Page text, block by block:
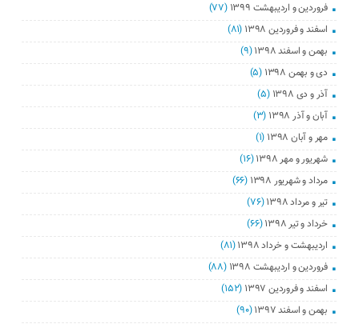
فروردین و اردیبهشت ۱۳۹۹
(۷۷)
اسفند و فروردین ۱۳۹۸
(۸۱)
بهمن و اسفند ۱۳۹۸
(۹)
دی و بهمن ۱۳۹۸
(۵)
آذر و دی ۱۳۹۸
(۵)
آبان و آذر ۱۳۹۸
(۳)
مهر و آبان ۱۳۹۸
(۱)
شهریور و مهر ۱۳۹۸
(۱۶)
مرداد و شهریور ۱۳۹۸
(۶۶)
تیر و مرداد ۱۳۹۸
(۷۶)
خرداد و تیر ۱۳۹۸
(۶۶)
اردیبهشت و خرداد ۱۳۹۸
(۸۱)
فروردین و اردیبهشت ۱۳۹۸
(۸۸)
اسفند و فروردین ۱۳۹۷
(۱۵۲)
بهمن و اسفند ۱۳۹۷
(۹۰)